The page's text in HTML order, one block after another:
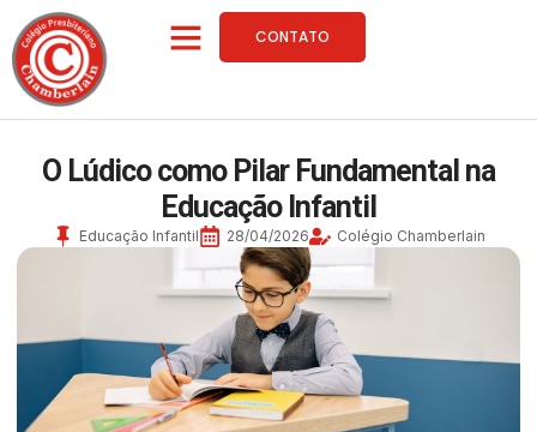
CONTATO
O Lúdico como Pilar Fundamental na
Educação Infantil
Educação Infantil 28/04/2026 Colégio Chamberlain